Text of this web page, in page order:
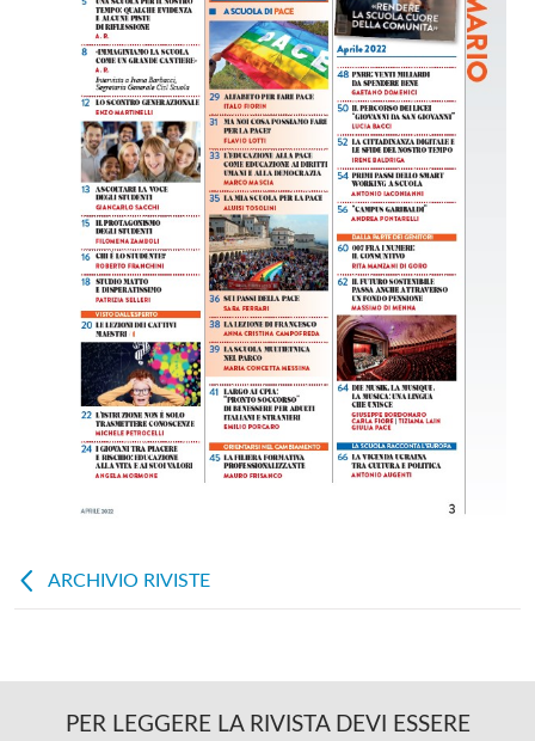
ARCHIVIO RIVISTE
PER LEGGERE LA RIVISTA DEVI ESSERE